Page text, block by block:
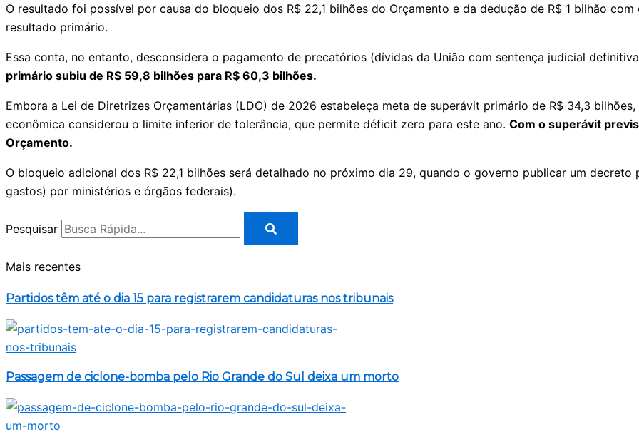
O resultado foi possível por causa do bloqueio dos R$ 22,1 bilhões do Orçamento e da dedução de R$ 1 bilhão
resultado primário.
Essa conta, no entanto, desconsidera o pagamento de precatórios (dívidas da União com sentença judicial
primário subiu de R$ 59,8 bilhões para R$ 60,3 bilhões.
Embora a Lei de Diretrizes Orçamentárias (LDO) de 2026 estabeleça meta de superávit primário de R$ 34,3
econômica considerou o limite inferior de tolerância, que permite déficit zero para este ano. Com o superávit
Orçamento.
O bloqueio adicional dos R$ 22,1 bilhões será detalhado no próximo dia 29, quando o governo publicar um
gastos) por ministérios e órgãos federais).
Pesquisar
Mais recentes
Partidos têm até o dia 15 para registrarem candidaturas nos tribunais
Passagem de ciclone-bomba pelo Rio Grande do Sul deixa um morto